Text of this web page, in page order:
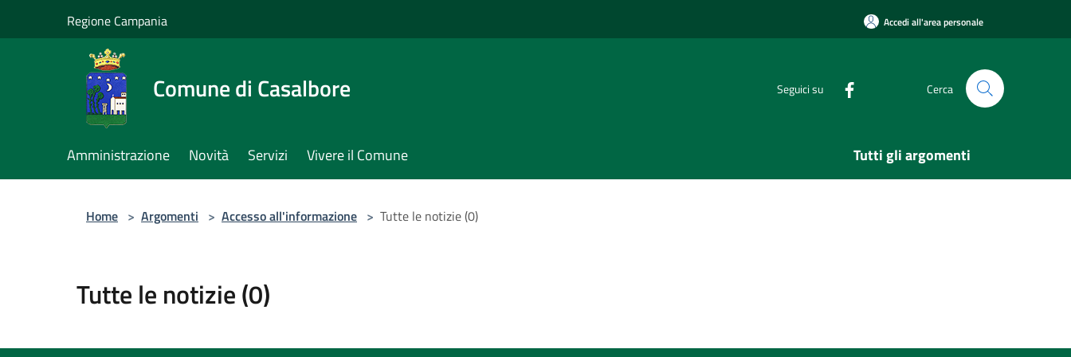
Regione Campania Accedi all'area personale
Comune di Casalbore Seguici su Cerca
Amministrazione Novità Servizi Vivere il Comune Tutti gli argomenti
Home > Argomenti > Accesso all'informazione > Tutte le notizie (0)
Tutte le notizie (0)